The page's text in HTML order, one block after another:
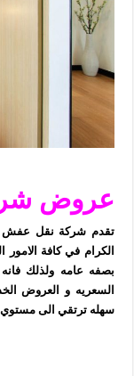
عروض
تقدم شركة نقل عفش و
الكرام في كافة الامور
بصفه عامه ولذلك
السعريه و العروض
سهله ترتقي الى مستوي